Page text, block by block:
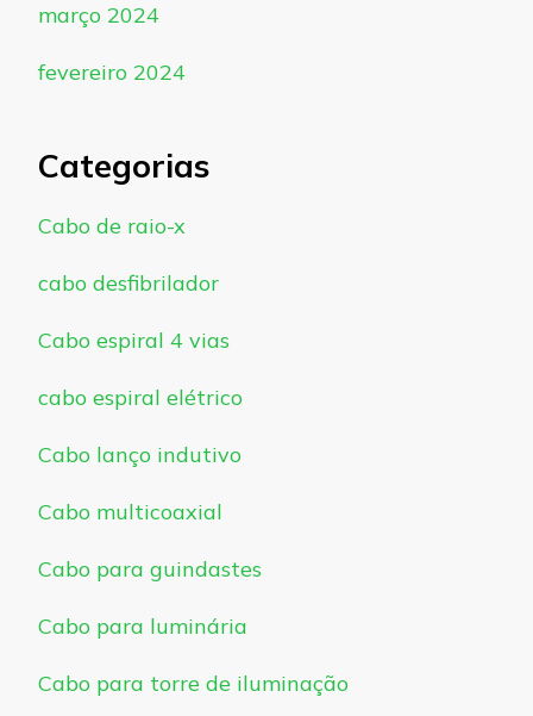
março 2024
fevereiro 2024
Categorias
Cabo de raio-x
cabo desfibrilador
Cabo espiral 4 vias
cabo espiral elétrico
Cabo lanço indutivo
Cabo multicoaxial
Cabo para guindastes
Cabo para luminária
Cabo para torre de iluminação